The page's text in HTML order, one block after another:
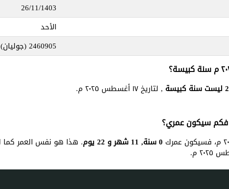
26/11/1403
الأحد
2460905(جوليان)
, لتاريخ ١٧ أغسطس ٢٠٢٥ م.
0 سنة, 11 شهر و 22 يوم